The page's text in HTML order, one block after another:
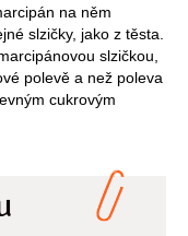
na něm
slzičky, jako z těsta.
slzičkou,
polevě a než poleva
cukrovým